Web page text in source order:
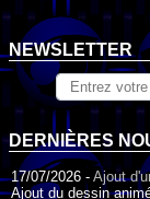
NEWSLETTER
DERNIÈRES
17/07/2026 - Ajout
Ajout du dessin